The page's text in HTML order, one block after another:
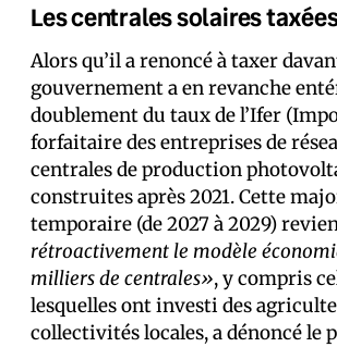
Les centrales solaires
Alors qu’il a renoncé à taxer
gouvernement a en revanche
doublement du taux de l’Ifer
forfaitaire des entreprises de
centrales de production
construites après 2021. Cette
temporaire (de 2027 à 2029)
rétroactivement le modèle
milliers de centrales», y compris
lesquelles ont investi des
collectivités locales, a dénoncé le